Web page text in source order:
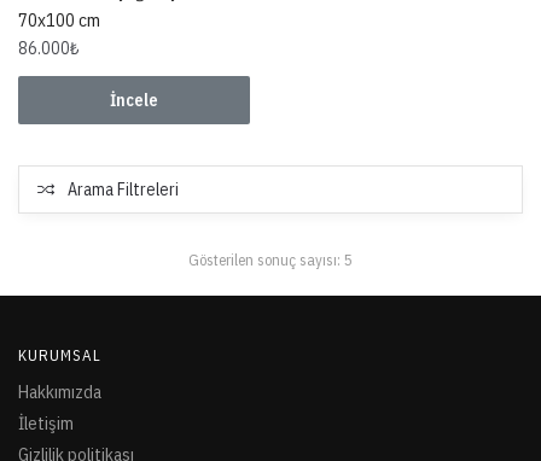
70x100 cm
86.000₺
İncele
Arama Filtreleri
Gösterilen sonuç sayısı: 5
KURUMSAL
Hakkımızda
İletişim
Gizlilik politikası